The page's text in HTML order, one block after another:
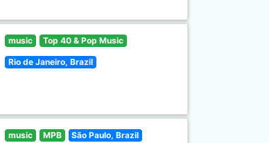
music Top 40 & Pop Music
Rio de Janeiro, Brazil
music MPB São Paulo, Brazil